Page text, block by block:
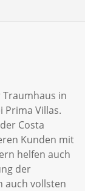
Traumhaus in
Prima Villas.
Costa
Kunden mit
helfen auch
der
auch vollsten